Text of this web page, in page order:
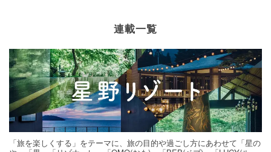
連載一覧
「旅を楽しくする」をテーマに、旅の目的や過ごし方にあわせて「星の